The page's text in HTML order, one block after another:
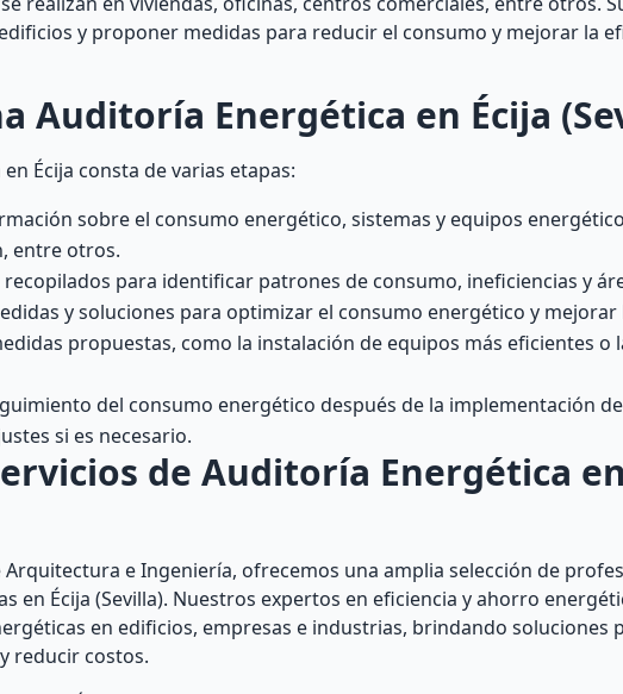
y proponer medidas para reducir el consumo y mejorar la
Auditoría Energética en Écija
Écija consta de varias etapas:
sobre el consumo energético, sistemas y equipos
entre otros.
para identificar patrones de consumo, ineficiencias y
y soluciones para optimizar el consumo energético y mejorar
propuestas, como la instalación de equipos más eficientes o
del consumo energético después de la implementación
si es necesario.
de Auditoría Energética
e Ingeniería, ofrecemos una amplia selección de
en Écija (Sevilla). Nuestros expertos en eficiencia y ahorro
en edificios, empresas e industrias, brindando soluciones
reducir costos.